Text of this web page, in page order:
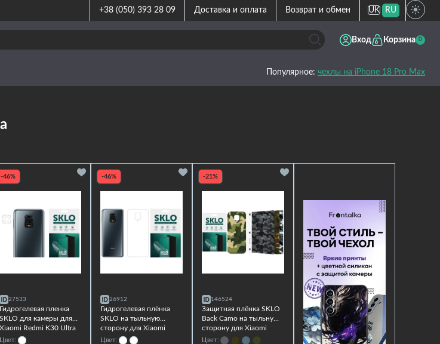
+38 (050) 393 28 09 Доставка и оплата Возврат и обмен UK RU
Вход Корзина 0
Популярное: чехлы на iPhone 18 Pro Max
-46%
27533
Гидрогелевая пленка
SKLO для камеры для
Xiaomi Redmi K30 Ultra
Цвет:
-46%
26912
Гидрогелевая плёнка
SKLO на тыльную
сторону для Xiaomi
Redmi K30 Ultra
Цвет:
-21%
146524
Защитная плёнка SKLO
Back Camo на тыльную
сторону для Xiaomi
Redmi K30 Ultra
Цвет: